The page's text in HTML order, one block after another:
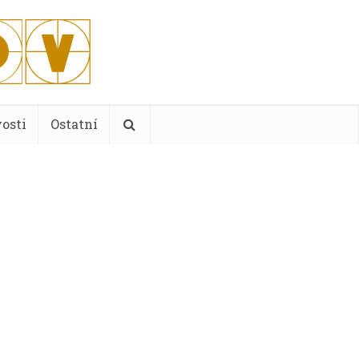
Ostatní